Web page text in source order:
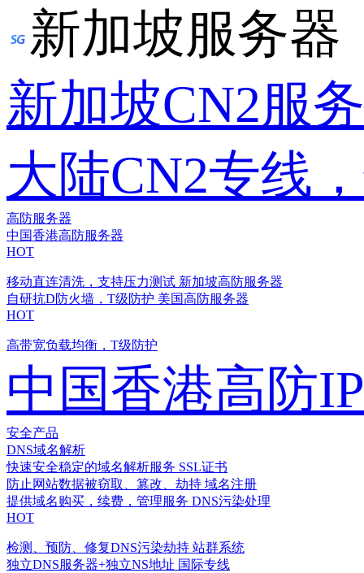
新加坡服务器
新加坡CN2服
大陆CN2专线
高防服务器
中国香港高防服务器
HOT
移动直连清洗，支持压力测试 新加坡高防服务器
自研抗D防火墙，T级防护 美国高防服务器
HOT
高带宽负载均衡，T级防护
中国香港高防IP
安全产品
DNS域名解析
快速安全稳定的域名解析服务 SSL证书
防止网站数据被窃取、篡改、劫持 域名注册
提供域名购买，续费，管理服务 DNS污染处理
HOT
检测、预防、修复DNS污染劫持 站群系统
独立DNS服务器+独立NS地址 国际专线